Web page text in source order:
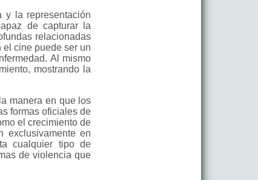
la representación
de capturar la
relacionadas
cine puede ser un
Al mismo
mostrando la
manera en que los
formas oficiales de
el crecimiento de
exclusivamente en
cualquier tipo de
de violencia que